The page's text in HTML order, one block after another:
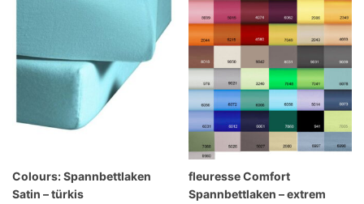
Colours: Spannbettlaken
Satin – türkis
fleuresse Comfort
Spannbettlaken – extrem